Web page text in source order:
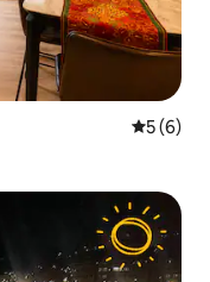
5 de
5 (6)